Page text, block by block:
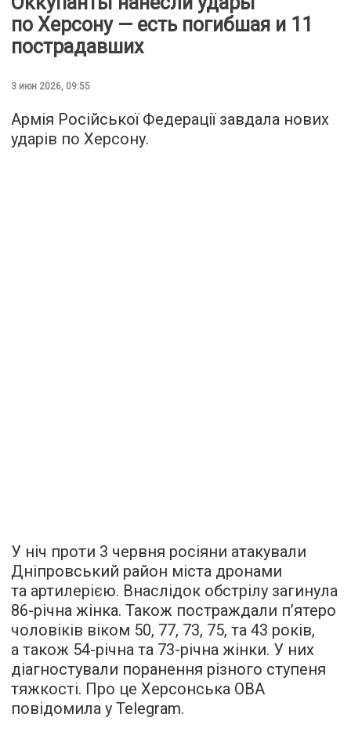
по Херсону — есть погибшая и 11
пострадавших
3 июн 2026, 09:55
Армія Російської Федерації завдала нових
ударів по Херсону.
У ніч проти 3 червня росіяни атакували
Дніпровський район міста дронами
та артилерією. Внаслідок обстрілу загинула
86-річна жінка. Також постраждали п’ятеро
чоловіків віком 50, 77, 73, 75, та 43 років,
а також 54-річна та 73-річна жінки. У них
діагностували поранення різного ступеня
тяжкості. Про це Херсонська ОВА
повідомила у Telegram.